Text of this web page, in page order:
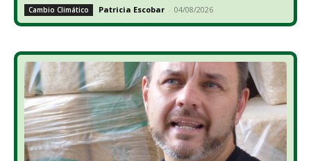
Cambio Climático Patricia Escobar - 04/08/2026